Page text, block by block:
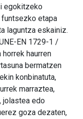
egokitzeko
funtsezko etapa
laguntza eskainiz.
EN 1729-1 /
haurren
bermatzen
konbinatuta,
marraztea,
jolastea edo
goza dezaten,